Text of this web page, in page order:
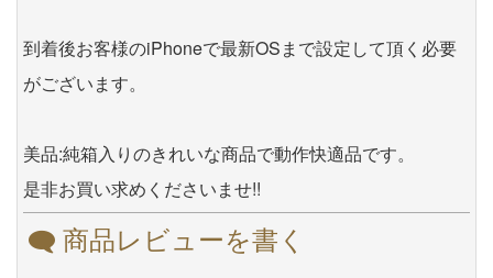
到着後お客様のiPhoneで最新OSまで設定して頂く必要
がございます。
美品:純箱入りのきれいな商品で動作快適品です。
是非お買い求めくださいませ!!
商品レビューを書く